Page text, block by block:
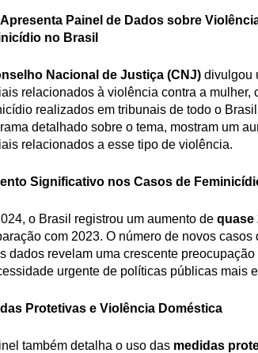
Painel de Dados sobre
no Brasil
Nacional de Justiça (CNJ) divulgou
relacionados à violência contra a mulher,
realizados em tribunais de todo o
detalhado sobre o tema, mostram um
relacionados a esse tipo de violência.
Significativo nos Casos de
o Brasil registrou um aumento de quase
com 2023. O número de novos
dados revelam uma crescente
urgente de políticas públicas mais
Protetivas e Violência Doméstica
também detalha o uso das medidas